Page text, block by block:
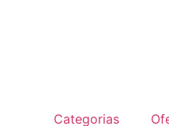
Categorias